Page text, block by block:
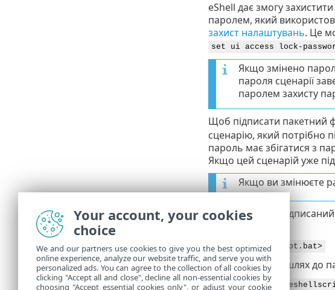
eShell дає змогу
паролем, який
захист налаштувань. Це
set ui access lock-
Якщо змінено
пароля сценарії
паролем захисту
Щоб підписати пакетний
сценарію, який потрібно
пароль має збігатися з
Якщо цей сценарій уже
Якщо ви змінюєте
Щоб виконати підписаний
eshell run <script.bat>
Деscript.bat– це шлях до
eshell run
Your account, your cookies
choice
We and our partners use cookies to give you the best optimized
online experience, analyze our website traffic, and serve you with
personalized ads. You can agree to the collection of all cookies by
clicking "Accept all and close", decline all non-essential cookies by
choosing "Accept essential cookies only", or adjust your cookie